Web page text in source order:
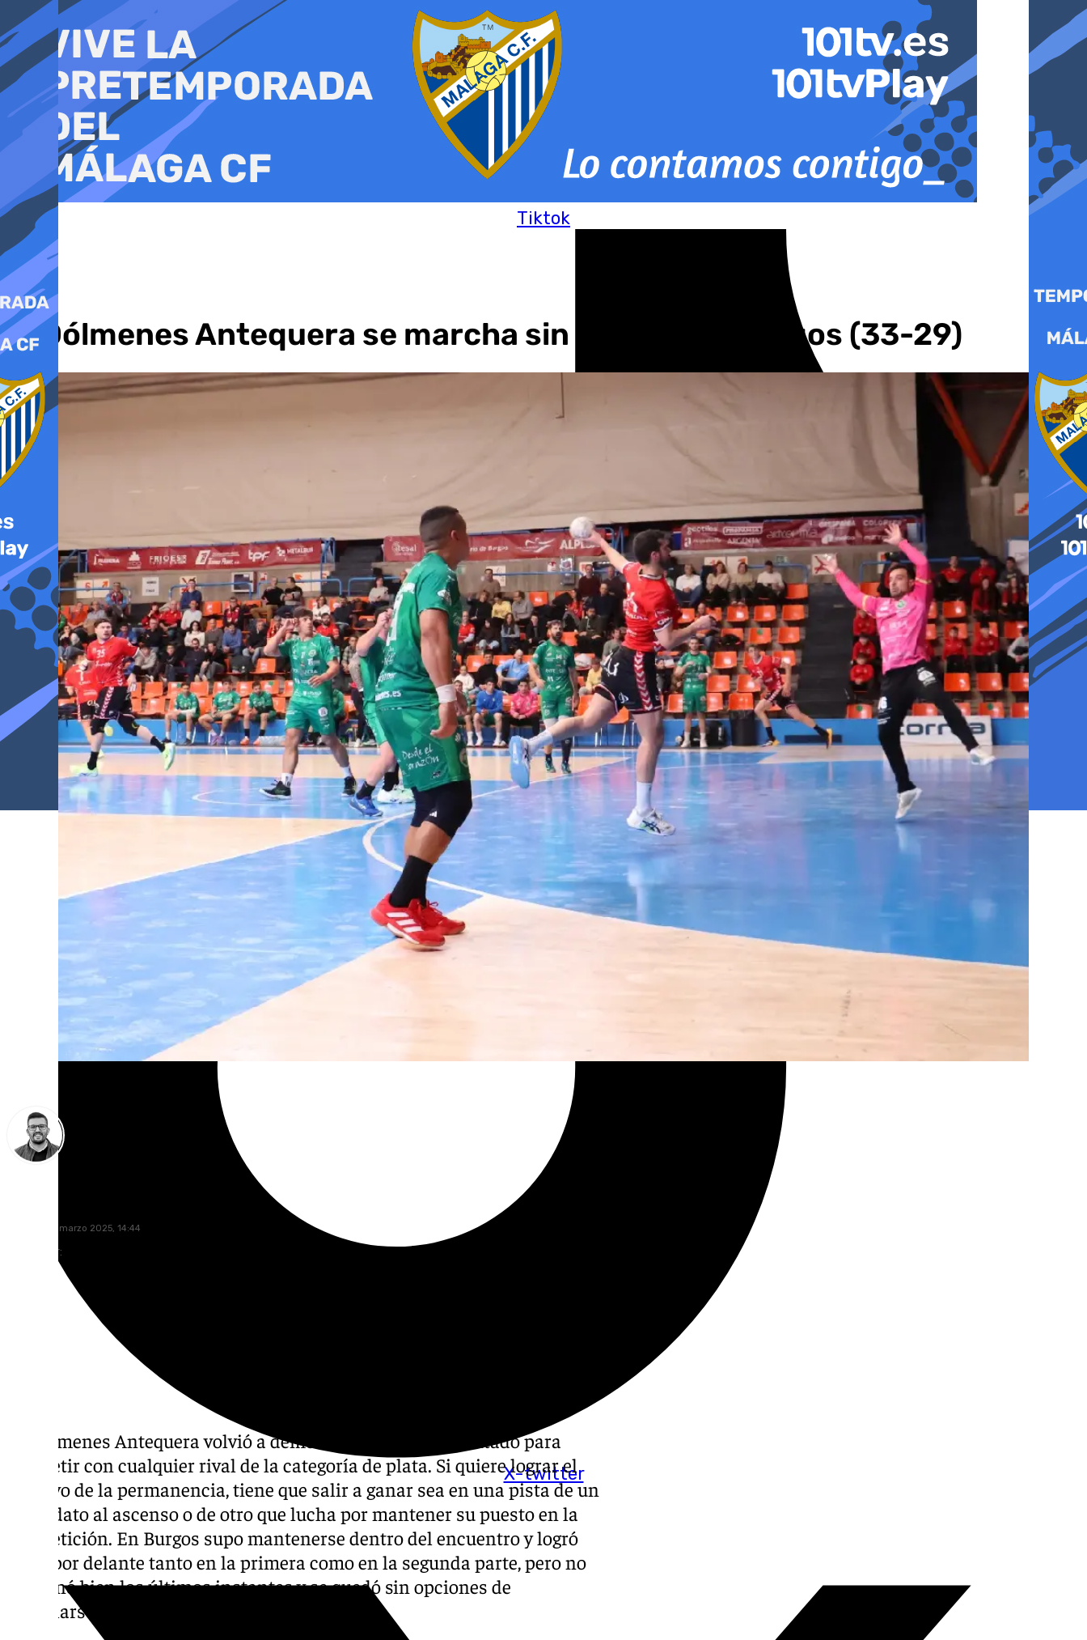
al
contenido
Tiktok
X-twitter
El Dólmenes Antequera se marcha sin puntos de Burgos (33-29)
domingo, 9 marzo 2025, 14:44
Compartir:
El Dólmenes Antequera volvió a demostrar que está capacitado para
competir con cualquier rival de la categoría de plata. Si quiere lograr el
objetivo de la permanencia, tiene que salir a ganar sea en una pista de un
candidato al ascenso o de otro que lucha por mantener su puesto en la
competición. En Burgos supo mantenerse dentro del encuentro y logró
estar por delante tanto en la primera como en la segunda parte, pero no
gestionó bien los últimos instantes y se quedó sin opciones de
marcharse con algún punto (33-29).